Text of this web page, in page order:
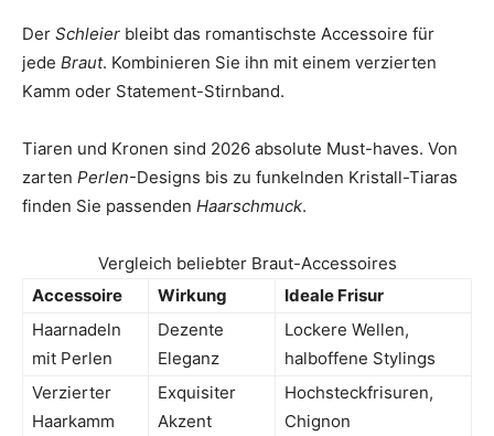
Der Schleier bleibt das romantischste Accessoire für
jede Braut. Kombinieren Sie ihn mit einem verzierten
Kamm oder Statement-Stirnband.
Tiaren und Kronen sind 2026 absolute Must-haves. Von
zarten Perlen-Designs bis zu funkelnden Kristall-Tiaras
finden Sie passenden Haarschmuck.
Vergleich beliebter Braut-Accessoires
Accessoire
Wirkung
Ideale Frisur
Haarnadeln
mit Perlen
Dezente
Eleganz
Lockere Wellen,
halboffene Stylings
Verzierter
Haarkamm
Exquisiter
Akzent
Hochsteckfrisuren,
Chignon